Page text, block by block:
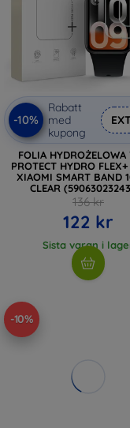
-10%
Rabatt
med
kupong
FOLIA HYDROŻELOWA
PROTECT HYDRO
XIAOMI SMART BAND
CLEAR
136 kr
122 kr
Sista varan i
-10%